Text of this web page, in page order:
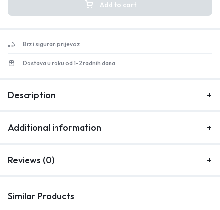
Add to cart
Brz i siguran prijevoz
Dostava u roku od 1-2 radnih dana
Description
Additional information
Reviews (0)
Similar Products